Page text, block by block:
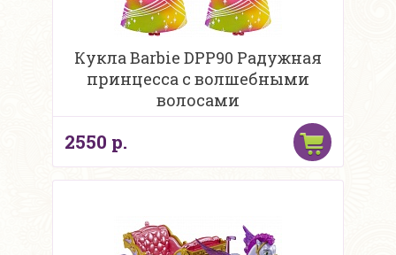
Кукла Barbie DPP90 Радужная
принцесса с волшебными
волосами
2550 р.